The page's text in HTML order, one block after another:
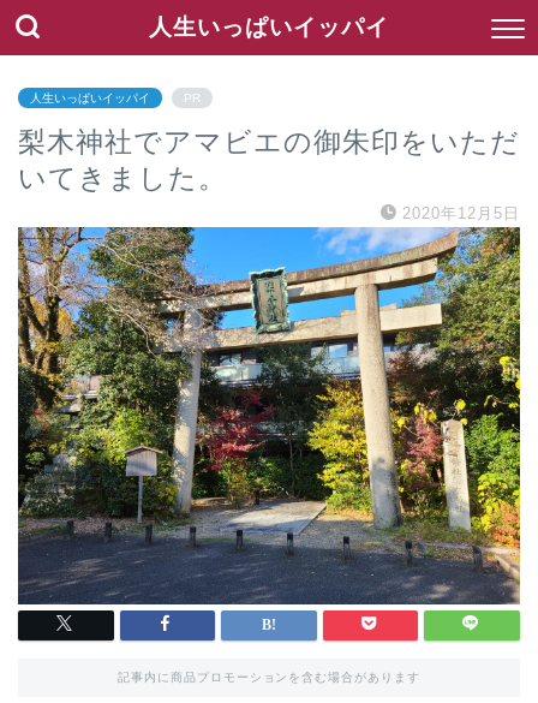
人生いっぱいイッパイ
人生いっぱいイッパイ PR
梨木神社でアマビエの御朱印をいただ
いてきました。
2020年12月5日
記事内に商品プロモーションを含む場合があります